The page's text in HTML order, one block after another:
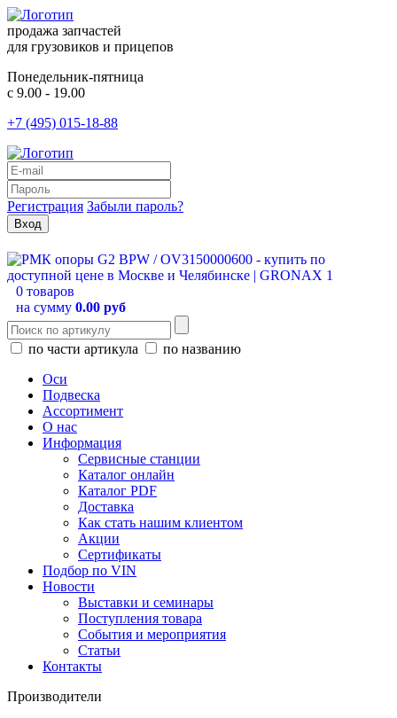
продажа запчастей
для грузовиков и прицепов
Понедельник-пятница
с 9.00 - 19.00
+7 (495) 015-18-88
Регистрация Забыли пароль?
0 товаров
на сумму 0.00 руб
по части артикула
по названию
Оси
Подвеска
Ассортимент
О нас
Информация
Сервисные станции
Каталог онлайн
Каталог PDF
Доставка
Как стать нашим клиентом
Акции
Сертификаты
Подбор по VIN
Новости
Выставки и семинары
Поступления товара
События и мероприятия
Статьи
Контакты
Производители